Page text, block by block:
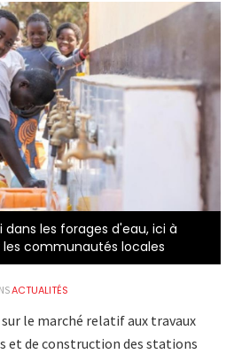
dans les forages d'eau, ici à
les communautés locales
ACTUALITÉS
le marché relatif aux travaux
et de construction des stations